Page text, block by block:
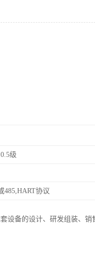
级
485,HART协议
设备的设计、研发组装、销